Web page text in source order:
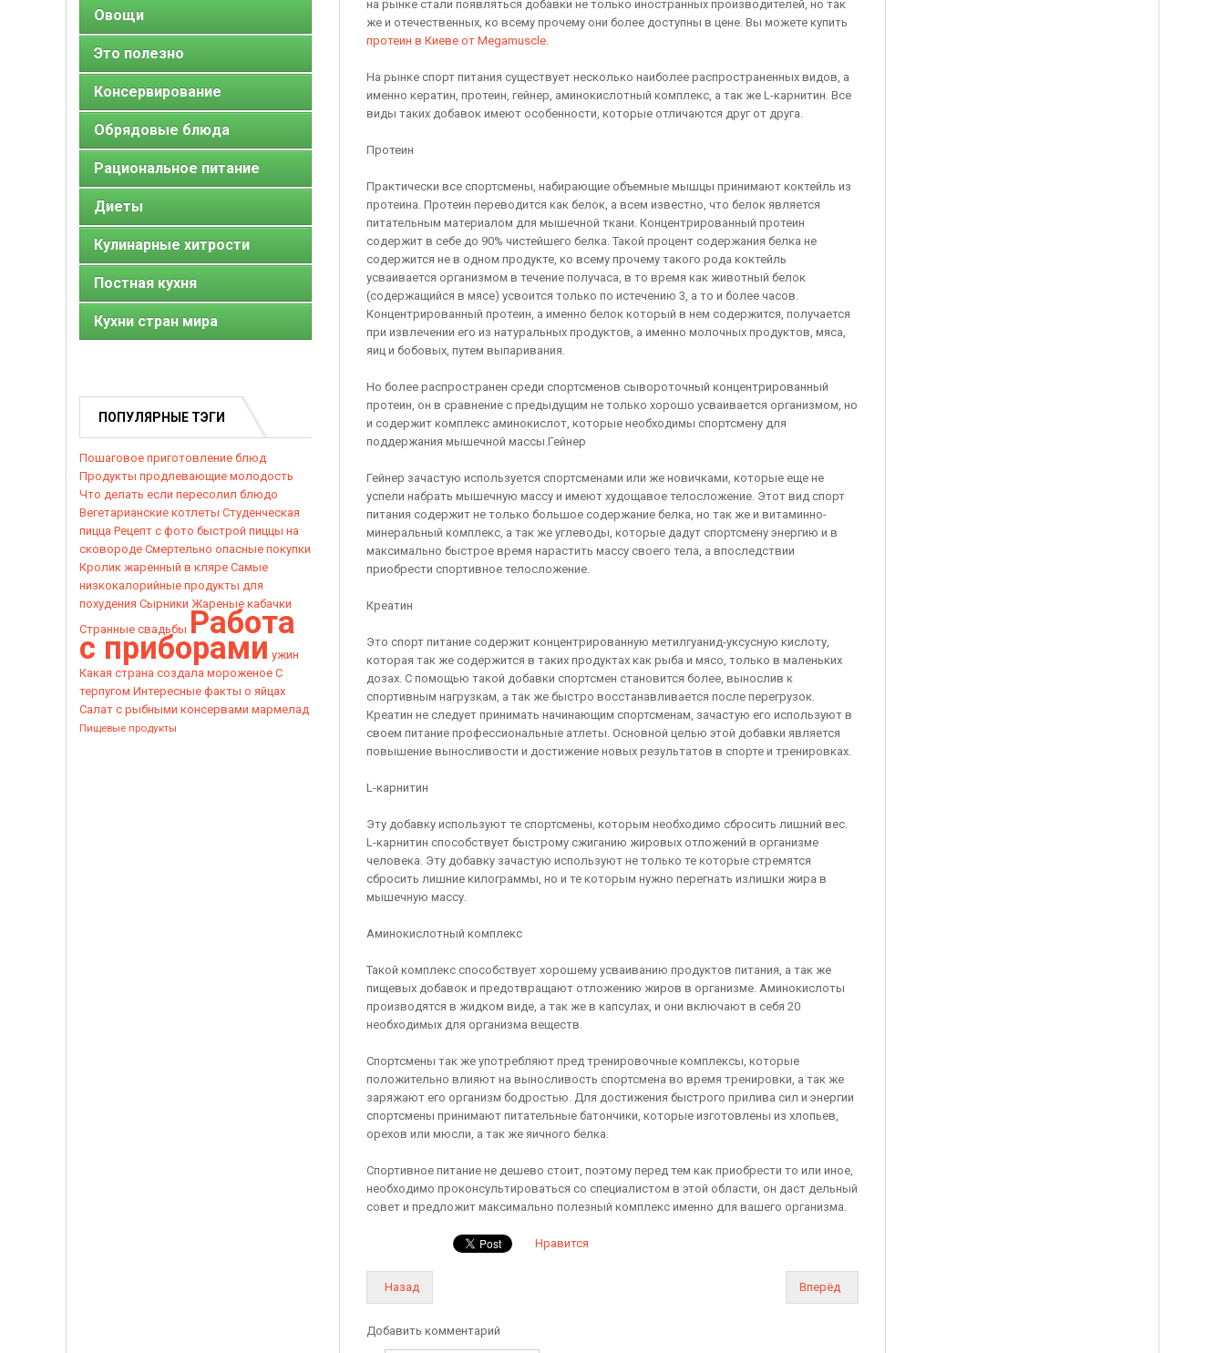
Овощи
Это полезно
Консервирование
Обрядовые блюда
Рациональное питание
Диеты
Кулинарные хитрости
Постная кухня
Кухни стран мира
ПОПУЛЯРНЫЕ ТЭГИ
Пошаговое приготовление блюд
Продукты продлевающие молодость
Что делать если пересолил блюдо
Вегетарианские котлеты Студенческая
пицца Рецепт с фото быстрой пиццы на
сковороде Смертельно опасные покупки
Кролик жаренный в кляре Самые
низкокалорийные продукты для
похудения Сырники Жареные кабачки
Странные свадьбы Работа
с приборами ужин
Какая страна создала мороженое С
терпугом Интересные факты о яйцах
Салат с рыбными консервами мармелад
Пищевые продукты
на рынке стали появляться добавки не только иностранных производителей, но так
же и отечественных, ко всему прочему они более доступны в цене. Вы можете купить
протеин в Киеве от Megamuscle.
На рынке спорт питания существует несколько наиболее распространенных видов, а
именно кератин, протеин, гейнер, аминокислотный комплекс, а так же L-карнитин. Все
виды таких добавок имеют особенности, которые отличаются друг от друга.
Протеин
Практически все спортсмены, набирающие объемные мышцы принимают коктейль из
протеина. Протеин переводится как белок, а всем известно, что белок является
питательным материалом для мышечной ткани. Концентрированный протеин
содержит в себе до 90% чистейшего белка. Такой процент содержания белка не
содержится не в одном продукте, ко всему прочему такого рода коктейль
усваивается организмом в течение получаса, в то время как животный белок
(содержащийся в мясе) усвоится только по истечению 3, а то и более часов.
Концентрированный протеин, а именно белок который в нем содержится, получается
при извлечении его из натуральных продуктов, а именно молочных продуктов, мяса,
яиц и бобовых, путем выпаривания.
Но более распространен среди спортсменов сывороточный концентрированный
протеин, он в сравнение с предыдущим не только хорошо усваивается организмом, но
и содержит комплекс аминокислот, которые необходимы спортсмену для
поддержания мышечной массы.Гейнер
Гейнер зачастую используется спортсменами или же новичками, которые еще не
успели набрать мышечную массу и имеют худощавое телосложение. Этот вид спорт
питания содержит не только большое содержание белка, но так же и витаминно-
минеральный комплекс, а так же углеводы, которые дадут спортсмену энергию и в
максимально быстрое время нарастить массу своего тела, а впоследствии
приобрести спортивное телосложение.
Креатин
Это спорт питание содержит концентрированную метилгуанид-уксусную кислоту,
которая так же содержится в таких продуктах как рыба и мясо, только в маленьких
дозах. С помощью такой добавки спортсмен становится более, вынослив к
спортивным нагрузкам, а так же быстро восстанавливается после перегрузок.
Креатин не следует принимать начинающим спортсменам, зачастую его используют в
своем питание профессиональные атлеты. Основной целью этой добавки является
повышение выносливости и достижение новых результатов в спорте и тренировках.
L-карнитин
Эту добавку используют те спортсмены, которым необходимо сбросить лишний вес.
L-карнитин способствует быстрому сжиганию жировых отложений в организме
человека. Эту добавку зачастую используют не только те которые стремятся
сбросить лишние килограммы, но и те которым нужно перегнать излишки жира в
мышечную массу.
Аминокислотный комплекс
Такой комплекс способствует хорошему усваиванию продуктов питания, а так же
пищевых добавок и предотвращают отложению жиров в организме. Аминокислоты
производятся в жидком виде, а так же в капсулах, и они включают в себя 20
необходимых для организма веществ.
Спортсмены так же употребляют пред тренировочные комплексы, которые
положительно влияют на выносливость спортсмена во время тренировки, а так же
заряжают его организм бодростью. Для достижения быстрого прилива сил и энергии
спортсмены принимают питательные батончики, которые изготовлены из хлопьев,
орехов или мюсли, а так же яичного белка.
Спортивное питание не дешево стоит, поэтому перед тем как приобрести то или иное,
необходимо проконсультироваться со специалистом в этой области, он даст дельный
совет и предложит максимально полезный комплекс именно для вашего организма.
Нравится
Назад Вперёд
Добавить комментарий